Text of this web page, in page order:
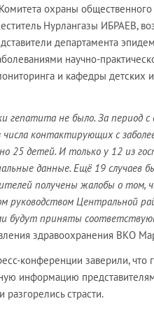
охраны
Нурлангазы ИБРАЕВ,
департамента
научно-
и кафедры детских
гепатита не было. За период с
контактирующих с
25 детей. И только у 12 из
данные. Ещё 19 случаев
получены жалобы о том,
руководством Центральной
будут приняты
здравоохранения ВКО
конференции заверили,
информацию
разгорелись страсти.